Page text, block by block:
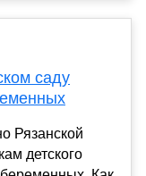
саду
Рязанской
детского